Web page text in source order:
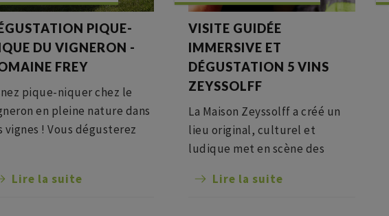
PIQUE-
DU VIGNERON -
FREY
pique-niquer chez le
en pleine nature dans
vignes ! Vous dégusterez
du calme et de la vue
Lire la suite
VISITE GUIDÉE
IMMERSIVE ET
DÉGUSTATION 5 VINS
ZEYSSOLFF
La Maison Zeyssolff a créé un
lieu original, culturel et
ludique met en scène des
décoration contemporaine, où
Lire la suite